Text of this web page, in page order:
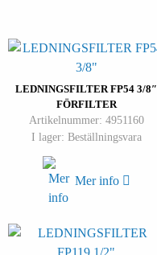
LEDNINGSFILTER FP54 3/8″
FÖRFILTER
Artikelnummer: 4951160
I lager: Beställningsvara
Mer info